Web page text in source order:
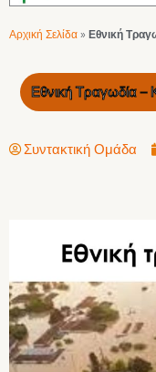
Αρχική Σελίδα » Εθνική
Εθνική Τραγωδία –
Συντακτική Ομάδα